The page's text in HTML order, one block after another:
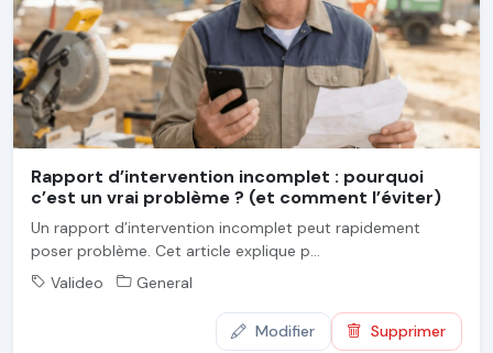
Rapport d’intervention incomplet : pourquoi
c’est un vrai problème ? (et comment l’éviter)
Un rapport d’intervention incomplet peut rapidement
poser problème. Cet article explique p...
Valideo
General
Modifier Supprimer